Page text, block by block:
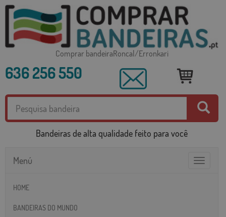
Comprar bandeiraRoncal/Erronkari
636 256 550
Bandeiras de alta qualidade feito para você
Toggle
Menú
HOME
BANDEIRAS DO MUNDO